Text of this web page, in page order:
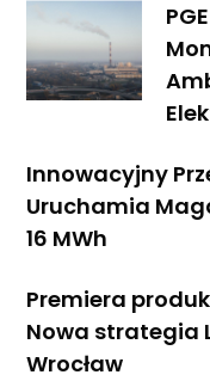
Innowacyjny
Uruchamia
16 MWh
Premiera
Nowa strategia
Wrocław